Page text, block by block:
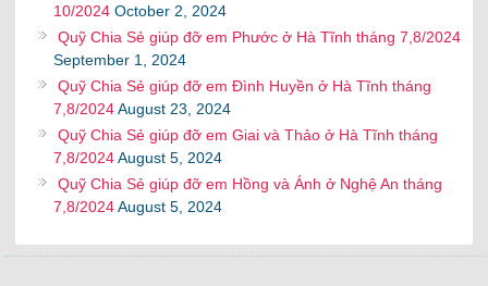
10/2024 October 2, 2024
Quỹ Chia Sẻ giúp đỡ em Phước ở Hà Tĩnh tháng 7,8/2024
September 1, 2024
Quỹ Chia Sẻ giúp đỡ em Đình Huyền ở Hà Tĩnh tháng
7,8/2024 August 23, 2024
Quỹ Chia Sẻ giúp đỡ em Giai và Thảo ở Hà Tĩnh tháng
7,8/2024 August 5, 2024
Quỹ Chia Sẻ giúp đỡ em Hồng và Ánh ở Nghệ An tháng
7,8/2024 August 5, 2024